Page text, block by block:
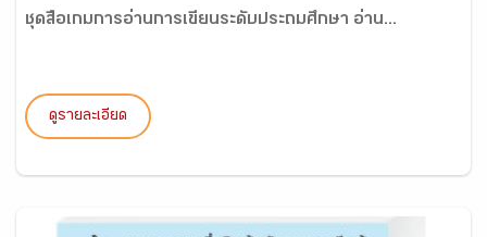
ชุดสื่อเกมการอ่านการเขียนระดับประถมศึกษา อ่าน...
ดูรายละเอียด